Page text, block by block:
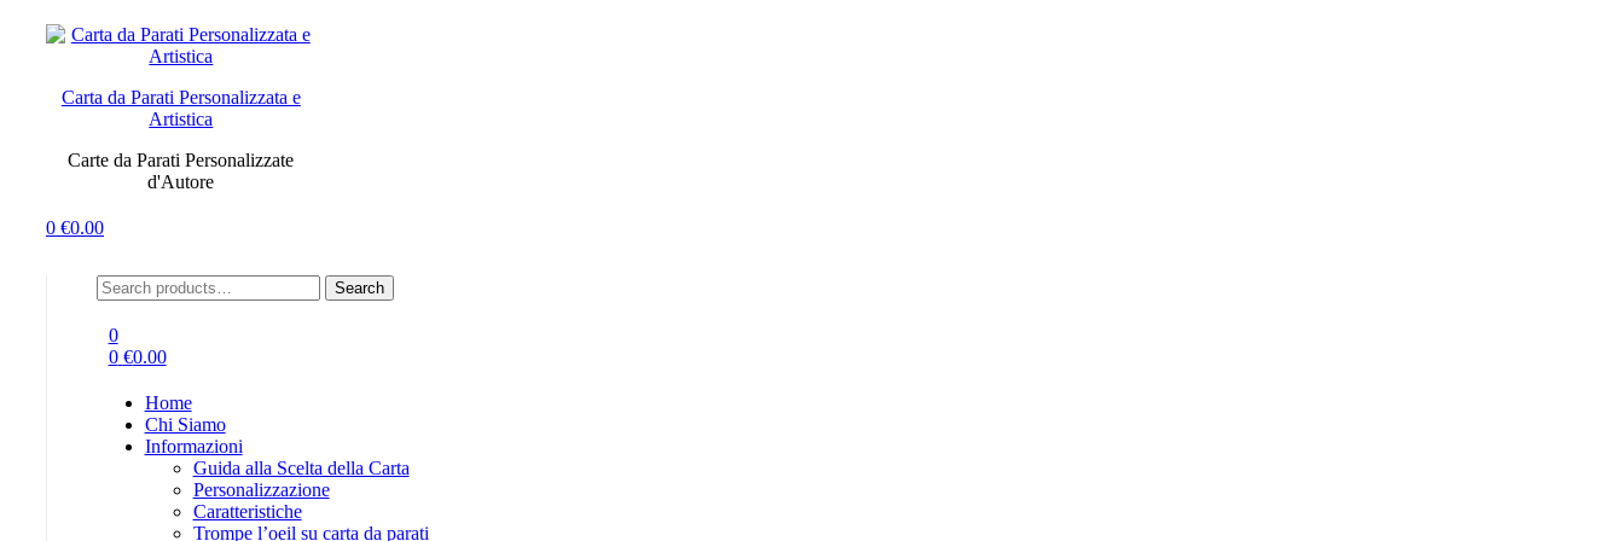
Menu
Carta da Parati Personalizzata e
Artistica
Carte da Parati Personalizzate
d'Autore
0 €0.00
Search
for:
Search
0
0 €0.00
Home
Chi Siamo
Informazioni
Guida alla Scelta della Carta
Personalizzazione
Caratteristiche
Trompe l’oeil su carta da parati